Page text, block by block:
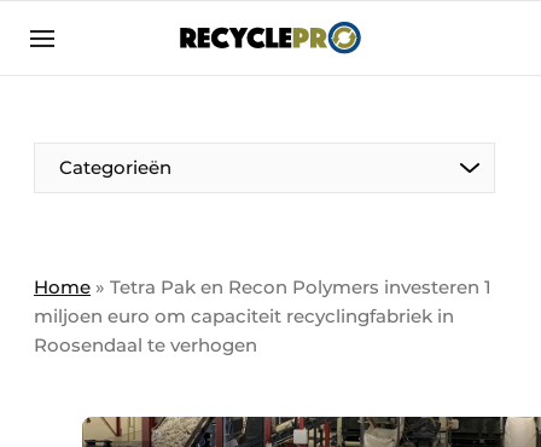
Aanmelden
Bedrijven
Bedrijven
Direct contact
Evenement aanmelden
Categorieën
Column VOORUIT
De Pen
Home » Tetra Pak en Recon Polymers investeren 1
miljoen euro om capaciteit recyclingfabriek in
Roosendaal te verhogen